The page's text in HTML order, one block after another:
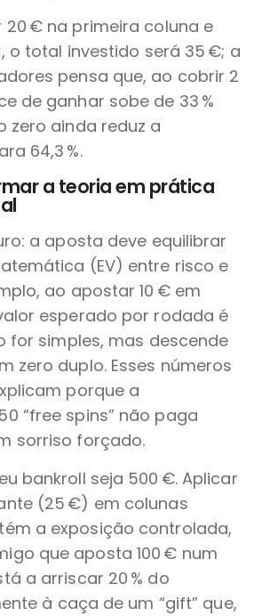
20 € na primeira coluna e
o total investido será 35 €; a
pensa que, ao cobrir 2
de ganhar sobe de 33 %
zero ainda reduz a
64,3 %.
a teoria em prática
a aposta deve equilibrar
(EV) entre risco e
ao apostar 10 € em
esperado por rodada é
for simples, mas descende
zero duplo. Esses números
porque a
“free spins” não paga
sorriso forçado.
bankroll seja 500 €. Aplicar
(25 €) em colunas
a exposição controlada,
que aposta 100 € num
a arriscar 20 % do
à caça de um “gift” que,